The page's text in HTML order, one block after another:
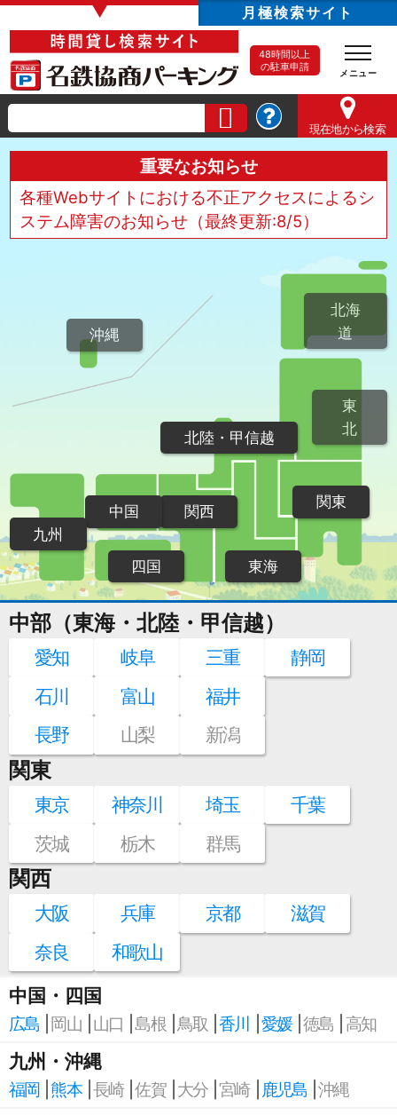
▼ 月極検索サイト
48時間以上
の駐車申請
現在地から検索
重要なお知らせ
各種Webサイトにおける不正アクセスによるシ
ステム障害のお知らせ（最終更新:8/5）
北海
道
東
北
関東
北陸・甲信越
東海
関西
中国
四国
九州
沖縄
中部（東海・北陸・甲信越）
愛知 岐阜 三重
静岡
石川
富山
福井
長野
山梨 新潟
関東
東京 神奈川 埼玉
千葉
茨城
栃木 群馬
関西
大阪 兵庫 京都
滋賀
奈良
和歌山
中国・四国
広島 岡山 山口 島根 鳥取 香川 愛媛 徳島 高知
九州・沖縄
福岡 熊本 長崎 佐賀 大分 宮崎 鹿児島 沖縄